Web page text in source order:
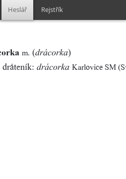
Heslář Rejstřík
m. (drácorka)
dráteník: drácorka Karlovice SM